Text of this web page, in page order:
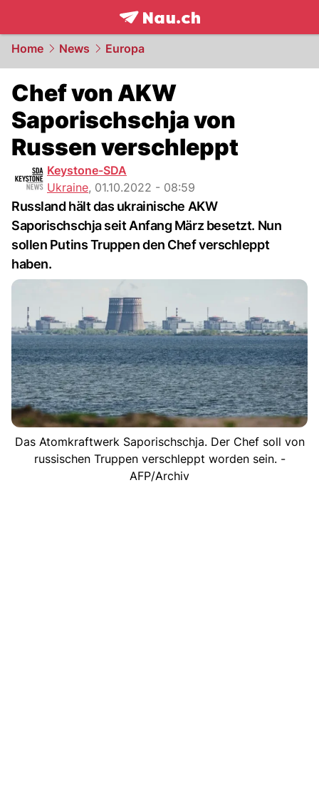
frontpage.NAU.ch
Home News Europa
Chef von AKW
Saporischschja von
Russen verschleppt
Keystone-SDA
Ukraine, 01.10.2022 - 08:59
Russland hält das ukrainische AKW
Saporischschja seit Anfang März besetzt. Nun
sollen Putins Truppen den Chef verschleppt
haben.
Das Atomkraftwerk Saporischschja. Der Chef soll von
russischen Truppen verschleppt worden sein. -
AFP/Archiv